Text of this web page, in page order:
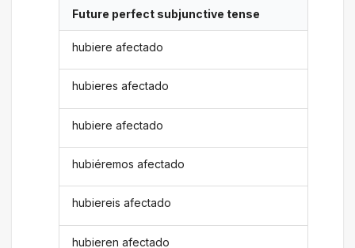
Future perfect subjunctive tense
hubiere afectado
hubieres afectado
hubiere afectado
hubiéremos afectado
hubiereis afectado
hubieren afectado